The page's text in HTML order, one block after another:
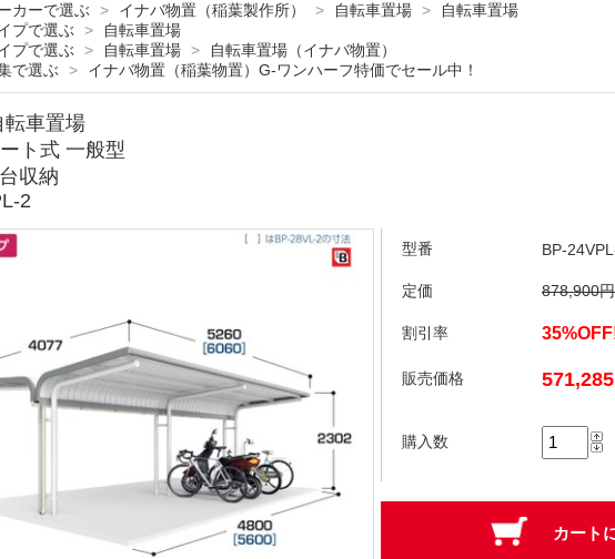
カーで選ぶ > イナバ物置（稲葉製作所） > 自転車置場 >
自転車置場
プで選ぶ >
自転車置場
プで選ぶ > 自転車置場 >
自転車置場（イナバ物置）
で選ぶ > イナバ物置（稲葉物置）G-ワンハーフ特価でセール中！
転車置場
ト式 一般型
収納
2
型番 BP-
定価 878,900
割引率
販売価格
購入数